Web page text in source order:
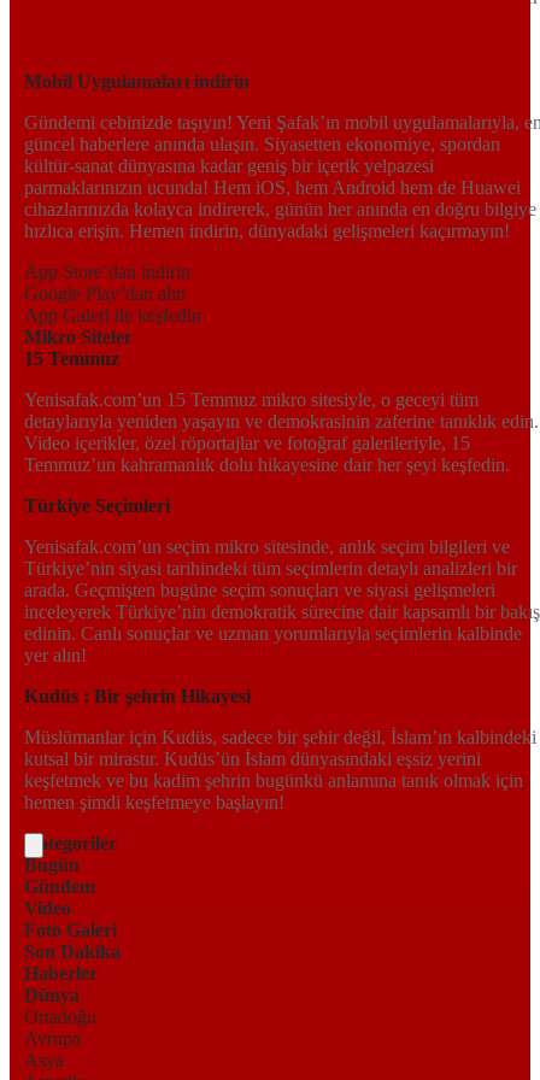
Mobil Uygulamaları indirin
Gündemi cebinizde taşıyın! Yeni Şafak’ın mobil uygulamalarıyla,
güncel haberlere anında ulaşın. Siyasetten ekonomiye, spordan
kültür-sanat dünyasına kadar geniş bir içerik yelpazesi
parmaklarınızın ucunda! Hem iOS, hem Android hem de Huawei
cihazlarınızda kolayca indirerek, günün her anında en doğru bilgiye
hızlıca erişin. Hemen indirin, dünyadaki gelişmeleri kaçırmayın!
App Store’dan indirin
Google Play’dan alın
App Galeri ile keşfedin
Mikro Siteler
15 Temmuz
Yenisafak.com’un 15 Temmuz mikro sitesiyle, o geceyi tüm
detaylarıyla yeniden yaşayın ve demokrasinin zaferine tanıklık edin.
Video içerikler, özel röportajlar ve fotoğraf galerileriyle, 15
Temmuz’un kahramanlık dolu hikayesine dair her şeyi keşfedin.
Türkiye Seçimleri
Yenisafak.com’un seçim mikro sitesinde, anlık seçim bilgileri ve
Türkiye’nin siyasi tarihindeki tüm seçimlerin detaylı analizleri bir
arada. Geçmişten bugüne seçim sonuçları ve siyasi gelişmeleri
inceleyerek Türkiye’nin demokratik sürecine dair kapsamlı bir bakış
edinin. Canlı sonuçlar ve uzman yorumlarıyla seçimlerin kalbinde
yer alın!
Kudüs : Bir şehrin Hikayesi
Müslümanlar için Kudüs, sadece bir şehir değil, İslam’ın kalbindeki
kutsal bir mirastır. Kudüs’ün İslam dünyasındaki eşsiz yerini
keşfetmek ve bu kadim şehrin bugünkü anlamına tanık olmak için
hemen şimdi keşfetmeye başlayın!
Kategoriler
Bugün
Gündem
Video
Foto Galeri
Son Dakika
Haberler
Dünya
Ortadoğu
Avrupa
Asya